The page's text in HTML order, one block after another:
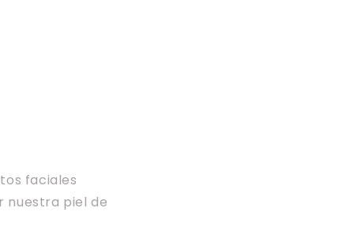
faciales
piel de